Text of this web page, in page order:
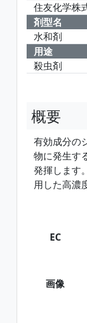
住友化学株
剤型名
水和剤
用途
殺虫剤
概要
有効成分の
物に発生す
発揮します
用した高濃
EC
画像